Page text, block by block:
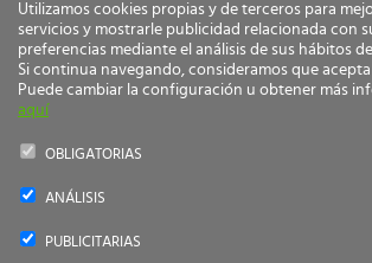
Utilizamos cookies propias y de terceros para
servicios y mostrarle publicidad relacionada con
preferencias mediante el análisis de sus hábitos
Si continua navegando, consideramos que acepta
Puede cambiar la configuración u obtener más
aquí
OBLIGATORIAS
ANÁLISIS
PUBLICITARIAS